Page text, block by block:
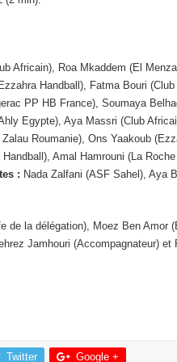
Africain), Roa Mkaddem (El
Handball), Fatma Bouri
PP HB France), Soumaya
Egypte), Aya Massri (Club
Roumanie), Ons Yaakoub
Amal Hamrouni (La
: Nada Zalfani (ASF Sahel), Aya
de la délégation), Moez Ben Amor
Jamhouri (Accompagnateur) et
Twitter Google +